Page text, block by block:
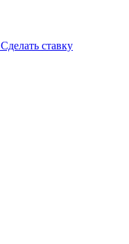
Сделать ставку